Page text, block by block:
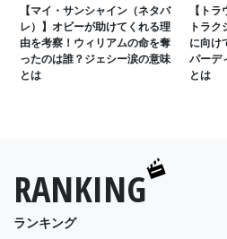
【マイ・サンシャイン（ネタバ
レ）】オビーが助けてくれる理
由を考察！ウィリアムの命を奪
ったのは誰？ジェシー涙の意味
とは
【ト
トラ
に向け
パーデ
とは
RANKING
ランキング